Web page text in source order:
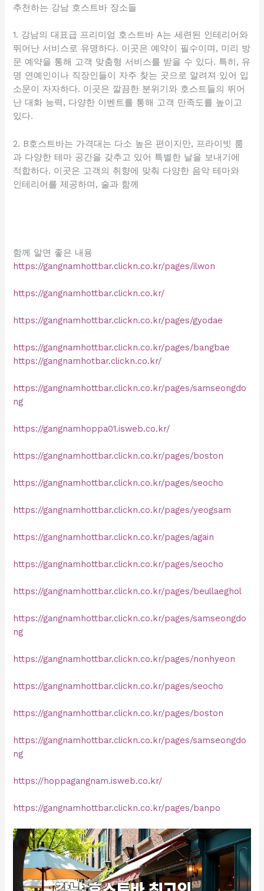
추천하는 강남 호스트바 장소들
1. 강남의 대표급 프리미엄 호스트바 A는 세련된 인테리어와
뛰어난 서비스로 유명하다. 이곳은 예약이 필수이며, 미리 방
문 예약을 통해 고객 맞춤형 서비스를 받을 수 있다. 특히, 유
명 연예인이나 직장인들이 자주 찾는 곳으로 알려져 있어 입
소문이 자자하다. 이곳은 깔끔한 분위기와 호스트들의 뛰어
난 대화 능력, 다양한 이벤트를 통해 고객 만족도를 높이고
있다.
2. B호스트바는 가격대는 다소 높은 편이지만, 프라이빗 룸
과 다양한 테마 공간을 갖추고 있어 특별한 날을 보내기에
적합하다. 이곳은 고객의 취향에 맞춰 다양한 음악 테마와
인테리어를 제공하며, 술과 함께
함께 알면 좋은 내용
https://gangnamhottbar.clickn.co.kr/pages/ilwon
https://gangnamhottbar.clickn.co.kr/
https://gangnamhottbar.clickn.co.kr/pages/gyodae
https://gangnamhottbar.clickn.co.kr/pages/bangbae
https://gangnamhotbar.clickn.co.kr/
https://gangnamhottbar.clickn.co.kr/pages/samseongdo
ng
https://gangnamhoppa01.isweb.co.kr/
https://gangnamhottbar.clickn.co.kr/pages/boston
https://gangnamhottbar.clickn.co.kr/pages/seocho
https://gangnamhottbar.clickn.co.kr/pages/yeogsam
https://gangnamhottbar.clickn.co.kr/pages/again
https://gangnamhottbar.clickn.co.kr/pages/seocho
https://gangnamhottbar.clickn.co.kr/pages/beullaeghol
https://gangnamhottbar.clickn.co.kr/pages/samseongdo
ng
https://gangnamhottbar.clickn.co.kr/pages/nonhyeon
https://gangnamhottbar.clickn.co.kr/pages/seocho
https://gangnamhottbar.clickn.co.kr/pages/boston
https://gangnamhottbar.clickn.co.kr/pages/samseongdo
ng
https://hoppagangnam.isweb.co.kr/
https://gangnamhottbar.clickn.co.kr/pages/banpo